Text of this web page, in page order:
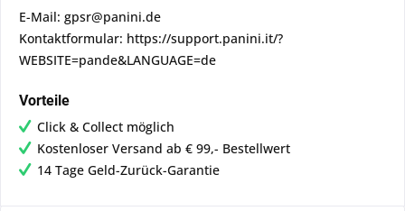
E-Mail: gpsr@panini.de
Kontaktformular: https://support.panini.it/?
WEBSITE=pande&LANGUAGE=de
Vorteile
Click & Collect möglich
Kostenloser Versand ab € 99,- Bestellwert
14 Tage Geld-Zurück-Garantie